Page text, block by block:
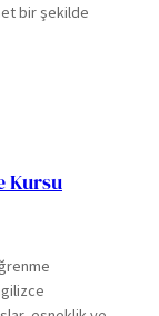
bir şekilde
Kursu